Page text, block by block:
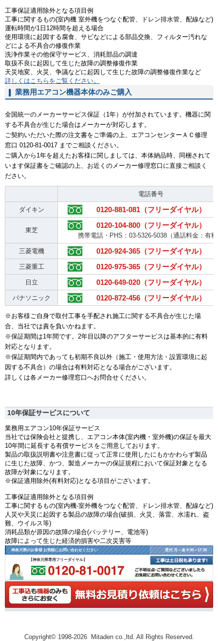
工事保証適用除外となる項目例
工事に関するもの(室内機 室外機をつなぐ配管、ドレン排水管、配線など)
運転時間が1日12時間を超える場合
使用環境に起因する腐食、サビなどによる部品交換、フィルター汚れな
どによる不具合の修復作業
洗浄作業その他保守サービス、消耗部品の調達
取扱不良に起因して生じた故障の調整修復作業
天災地変、火災、争議などに起因して生じた故障の調整修復作業など
詳しくはこちらをご覧ください。
業務用エアコン機器本体のみご購入
全国統一のメーカーサービス保証（1年）が付加されています。機器に関
する不具合が生じた場合はメーカーが対応します。
ご契約いただいた際の注文書をご準備の上、エアコンセンターＡＣ修理
窓口 0120-81-0017 までご相談ください。
ご購入から1年を超えたお客様に関しましては、本体納品時、同梱されて
います保証書をご確認の上、お近くのメーカー修理窓口に直接ご相談く
ださい。
電話番号
ダイキン 0120-881-081（フリーダイヤル）
東芝
0120-104-800（フリーダイヤル）
携帯電話・PHS：03-5326-5038（通話料金：有
三菱電機 0120-924-365（フリーダイヤル）
三菱重工 0120-975-365（フリーダイヤル）
日立 0120-649-020（フリーダイヤル）
パナソニック 0120-872-456（フリーダイヤル）
※お客様ご自身で取付工事を手配され施工に関する不具合が生じた場
合、当社では責を負いかねます。
※保証期間は1年間です。2年目以降のアフターサービスは基本的に有料
対応となります。
※保証期間内であっても初期不良以外（施工・使用方法・設置環境に起
因する不具合）の場合は有料対応となる場合がございます。
詳しくは各メーカー修理窓口へお問合せください。
10年保証サービスについて
業務用エアコン10年保証サービス
当社では保険会社と提携し、エアコン本体(室内機・室外機)の保証を最大
10年間に延長する有償サービスをご用意しております。
製品の取扱説明書や注意書に従って正常に使用したにもかかわらず製品
に生じた故障、かつ、製造メーカーの保証規程において保証対象となる
故障が対象になります。
※保証適用除外(有料対応)となる項目がございます。
工事保証適用除外となる項目例
工事に関するもの(室内機-室外機をつなぐ配管、ドレン排水管、配線など)
人災や天災に起因する製品の故障の場合(破損、火災、落雷、水濡れ、盗
難、ウイルス等)
消耗品類が原因の故障の場合(バッテリー、電池等)
故障によって生じた経済的損害や二次災害等
神奈川県のお客様 お気軽にお問い合わせください 受付 月～金 9:00～17:30
【神奈川県専用フリーダイヤル】
Copyright© 1998-2026 Mitaden co.,ltd. All Rights Reserved.